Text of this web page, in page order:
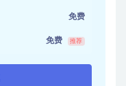
免费
免费 推荐